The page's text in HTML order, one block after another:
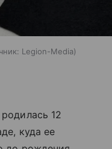
Legion-Media
12
куда ее